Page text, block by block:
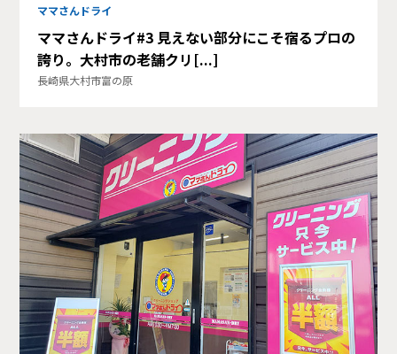
ママさんドライ
ママさんドライ#3 見えない部分にこそ宿るプロの
誇り。大村市の老舗クリ[...]
長崎県大村市富の原